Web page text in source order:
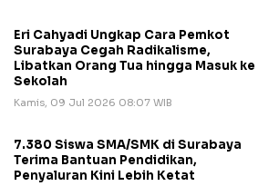
Eri Cahyadi Ungkap Cara Pemkot
Surabaya Cegah Radikalisme,
Libatkan Orang Tua hingga Masuk ke
Sekolah
Kamis, 09 Jul 2026 08:07 WIB
7.380 Siswa SMA/SMK di Surabaya
Terima Bantuan Pendidikan,
Penyaluran Kini Lebih Ketat